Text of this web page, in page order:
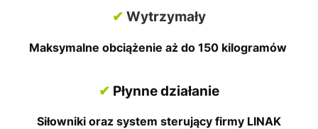
✔ Wytrzymały
Maksymalne obciążenie aż do 150 kilogramów
✔ Płynne działanie
Siłowniki oraz system sterujący firmy LINAK